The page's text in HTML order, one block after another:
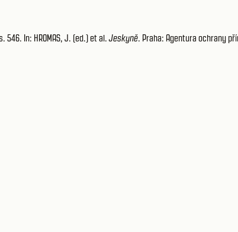
546. In: HROMAS, J. (ed.) et al.Jeskyně. Praha: Agentura ochrany